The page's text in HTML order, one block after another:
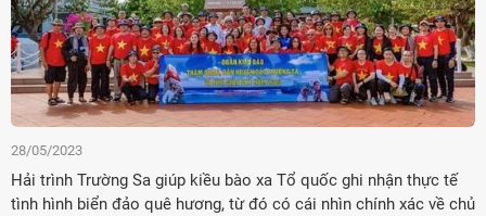
28/05/2023
Hải trình Trường Sa giúp kiều bào xa Tổ quốc ghi nhận thực tế
tình hình biển đảo quê hương, từ đó có cái nhìn chính xác về chủ